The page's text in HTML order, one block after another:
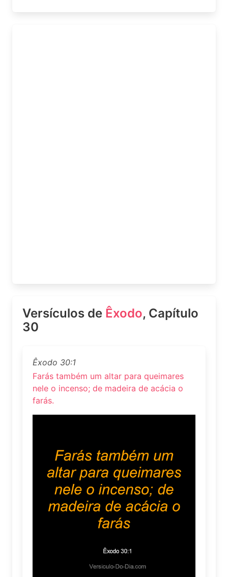
Versículos de Êxodo, Capítulo
30
Êxodo 30:1
Farás também um altar para queimares
nele o incenso; de madeira de acácia o
farás.